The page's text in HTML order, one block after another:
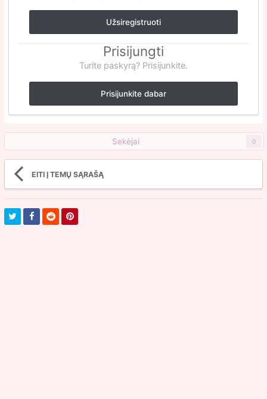
Užsiregistruoti
Prisijungti
Turite paskyrą? Prisijunkite.
Prisijunkite dabar
Sekėjai 0
EITI Į TEMŲ SĄRAŠĄ